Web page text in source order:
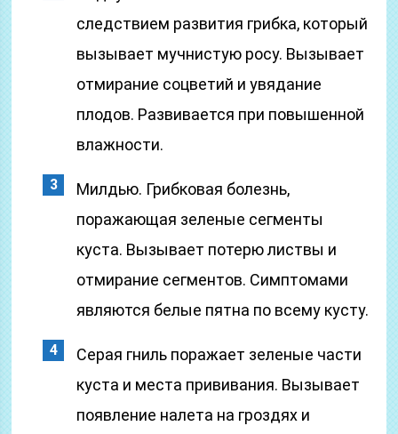
следствием развития грибка, который
вызывает мучнистую росу. Вызывает
отмирание соцветий и увядание
плодов. Развивается при повышенной
влажности.
Милдью. Грибковая болезнь,
поражающая зеленые сегменты
куста. Вызывает потерю листвы и
отмирание сегментов. Симптомами
являются белые пятна по всему кусту.
Серая гниль поражает зеленые части
куста и места прививания. Вызывает
появление налета на гроздях и